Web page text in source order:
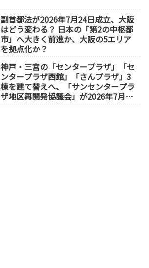
副首都法が2026年7月24日成立、大阪
はどう変わる？ 日本の「第2の中枢都
市」へ大きく前進か、大阪の5エリア
を拠点化か？
神戸・三宮の「センタープラザ」「セ
ンタープラザ西館」「さんプラザ」3
棟を建て替えへ、「サンセンタープラ
ザ地区再開発協議会」が2026年7月発